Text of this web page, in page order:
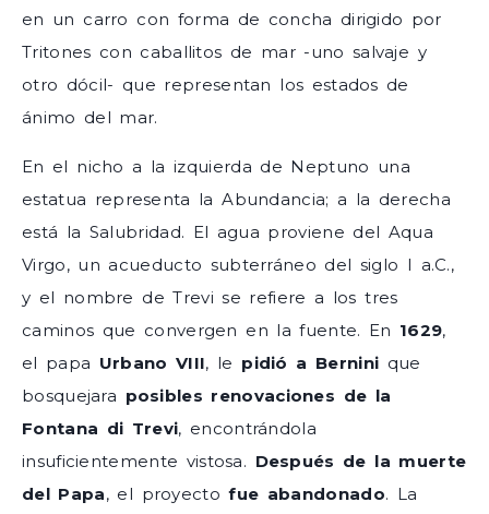
en un carro con forma de concha dirigido por
Tritones con caballitos de mar -uno salvaje y
otro dócil- que representan los estados de
ánimo del mar.
En el nicho a la izquierda de Neptuno una
estatua representa la Abundancia; a la derecha
está la Salubridad. El agua proviene del Aqua
Virgo, un acueducto subterráneo del siglo I a.C.,
y el nombre de Trevi se refiere a los tres
caminos que convergen en la fuente. En 1629,
el papa Urbano VIII, le pidió a Bernini que
bosquejara posibles renovaciones de la
Fontana di Trevi, encontrándola
insuficientemente vistosa. Después de la muerte
del Papa, el proyectofue abandonado. La